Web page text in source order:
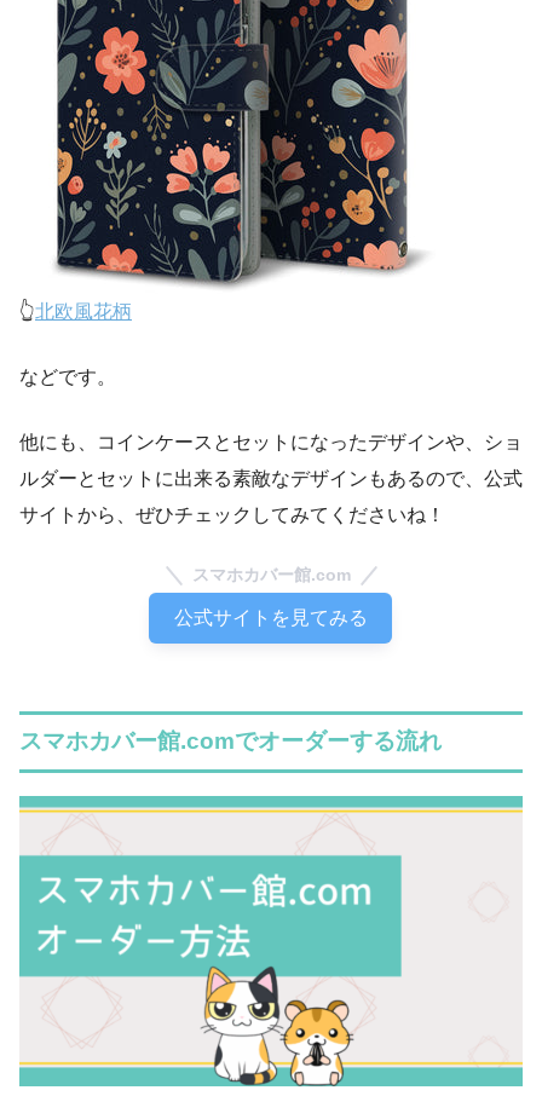
👆北欧風花柄
などです。
他にも、コインケースとセットになったデザインや、ショ
ルダーとセットに出来る素敵なデザインもあるので、公式
サイトから、ぜひチェックしてみてくださいね！
スマホカバー館.com
公式サイトを見てみる
スマホカバー館.comでオーダーする流れ